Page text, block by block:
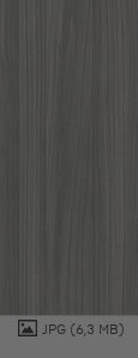
JPG (6,3 MB)